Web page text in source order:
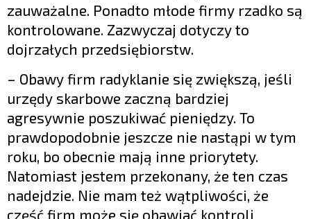
zauważalne. Ponadto młode firmy rzadko są
kontrolowane. Zazwyczaj dotyczy to
dojrzałych przedsiębiorstw.
– Obawy firm radyklanie się zwiększą, jeśli
urzędy skarbowe zaczną bardziej
agresywnie poszukiwać pieniędzy. To
prawdopodobnie jeszcze nie nastąpi w tym
roku, bo obecnie mają inne priorytety.
Natomiast jestem przekonany, że ten czas
nadejdzie. Nie mam też wątpliwości, że
część firm może się obawiać kontroli